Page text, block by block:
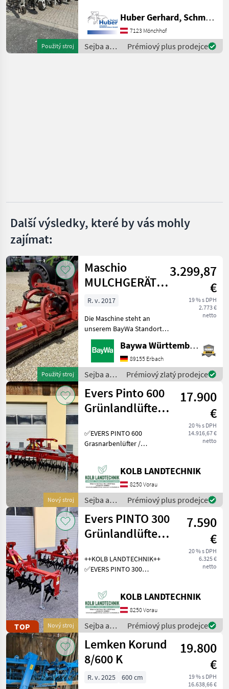
Einböck
Schmotzer
Použitý stroj
mechanische Kinematik
Light Element 6 Reihen, 75
cm Abstand, 7 Elemente
hydr. Klappbarer Rahmen
Huber Gerhard, Schmiede und Landmaschinen GmbH.
7123 Mönchhof
Sejba a
starostlivosť
Prémiový plus prodejce
Další výsledky, které by vás mohly
zajímat:
Použitý stroj
Maschio
MULCHGERÄT
BISONTE 280
"AB"
3.299,87
€
19 % s DPH
2.773 €
netto
R. v. 2017
Die Maschine steht an
unserem BayWa Standort in
DE-73527 Herlikofen.Gerne
steht Ihnen Herr Rössler
unter Tel.: 0151 1610 3908
für Ihre Anfrage zur
Verfügung!Maschio
Baywa Württemberg
89155 Erbach
Sejba a
starostlivosť
o plodinu
/ Maschio
Prémiový zlatý prodejce
Nový stroj
Evers Pinto 600
Grünlandlüfter -
- Gr
17.900
€
20 % s DPH
14.916,67 €
netto
✅EVERS PINTO 600
Grasnarbenlüfter /
6.0m ✅Sternwalze leicht
schrägstellbar, dadurch 2
verschieden Intensive
Bearbeitungsstufen ✅Zinke
KOLB LANDTECHNIK
8250 Vorau
Sejba a
starostlivosť
o plodinu
/ Evers
Prémiový plus prodejce
TOP Nový stroj
Evers PINTO 300
Grünlandlüfter -
- Gr
7.590
€
20 % s DPH
6.325 €
netto
++KOLB LANDTECHNIK++
✅EVERS PINTO 300
Bodenlüfter ✅Arbeits- und
Transportbreite 3.0m
✅Sternwalze leicht
schrägstellbar, dadurch 2
verschied
KOLB LANDTECHNIK
8250 Vorau
Sejba a
starostlivosť
o plodinu
/ Evers
Prémiový plus prodejce
Lemken Korund
8/600 K
19.800
€
19 % s DPH
16.638,66 €
R. v. 2025
600 cm